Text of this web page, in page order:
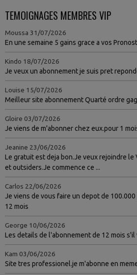
TEMOIGNAGES MEMBRES VIP
Moussa 31/07/2026
En une semaine 5 gains grace a vos
Kindo 18/07/2026
Je veux un abonnement je suis pret
Louise 15/07/2026
Meilleur site abonnement Quarté ordre
Gloire 03/07/2026
Je viens de m'abonner chez eux.pour 1
Jeanine 23/06/2026
Le gratuit est deja bon.Je veux rejoindre le
et outsiders.Je commence ce ...
Carlos 22/06/2026
Je viens de vous faire un depot de
12 mois
George 10/06/2026
Les details de l'abonnement de 12 mois s'il
Kam 03/06/2026
Site tres professionel.je m'abonne en